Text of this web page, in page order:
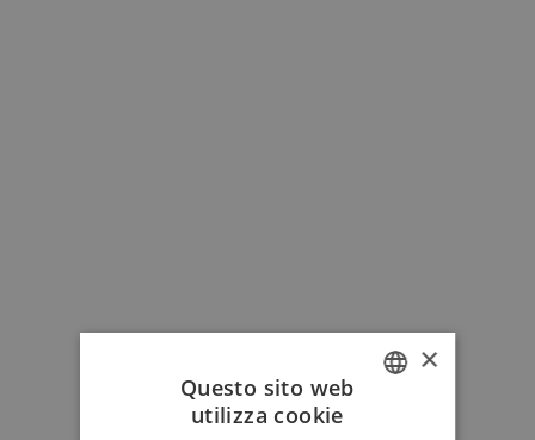
×
Questo sito web
utilizza cookie